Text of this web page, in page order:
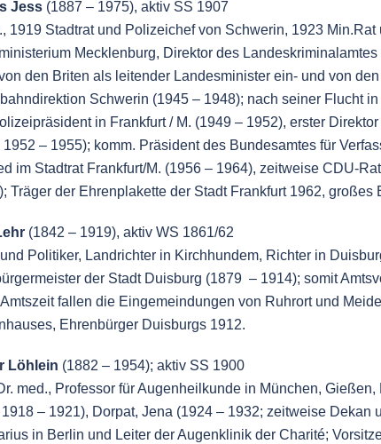
Jess (1887 – 1975), aktiv SS 1907
1919 Stadtrat und Polizeichef von Schwerin, 1923
Mecklenburg, Direktor des
den Briten als leitender Landesminister ein- und von
Schwerin (1945 – 1948); nach seiner Flucht
in Frankfurt / M. (1949 – 1952), erster
1952 – 1955); komm. Präsident des Bundesamtes für
im Stadtrat Frankfurt/M. (1956 – 1964), zeitweise CDU-
Träger der Ehrenplakette der Stadt Frankfurt 1962, großes
(1842 – 1919), aktiv WS 1861/62
Politiker, Landrichter in Kirchhundem, Richter in
der Stadt Duisburg (1879 – 1914); somit
fallen die Eingemeindungen von Ruhrort und
Ehrenbürger Duisburgs 1912.
Löhlein (1882 – 1954); aktiv SS 1900
med., Professor für Augenheilkunde in München,
– 1921), Dorpat, Jena (1924 – 1932; zeitweise Dekan
in Berlin und Leiter der Augenklinik der Charité;